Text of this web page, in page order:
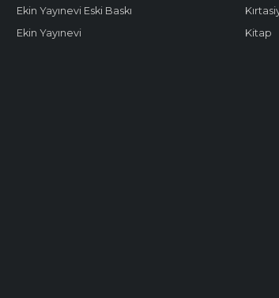
Ekin Yayınevi Eski Baskı
Ekin Yayınevi
Kitap